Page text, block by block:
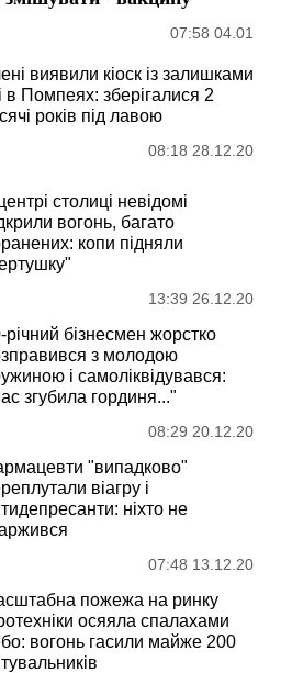
07:58 04.01
виявили кіоск із залишками
в Помпеях: зберігалися 2
років під лавою
08:18 28.12.20
столиці невідомі
вогонь, багато
копи підняли
13:39 26.12.20
річний бізнесмен жорстко
з молодою
і самоліквідувався:
згубила гординя..."
08:29 20.12.20
"випадково"
віагру і
ніхто не
07:48 13.12.20
пожежа на ринку
осяяла спалахами
вогонь гасили майже 200